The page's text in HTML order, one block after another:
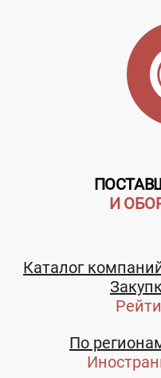
И
Каталог
По